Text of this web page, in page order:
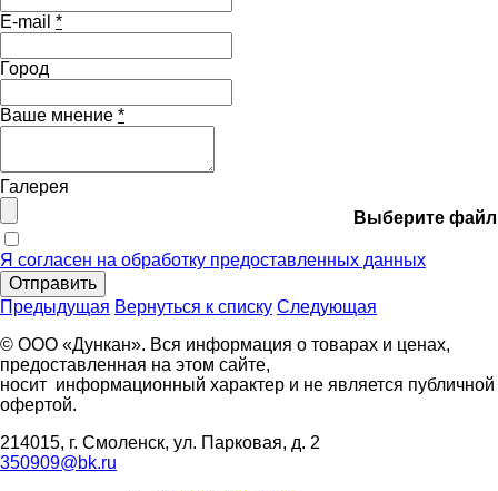
E-mail *
Город
Ваше мнение *
Галерея
Выберите файл
Я согласен на обработку предоставленных данных
Отправить
Предыдущая Вернуться к списку Следующая
© ООО «Дункан». Вся информация о товарах и ценах,
предоставленная на этом сайте,
носит информационный характер и не является публичной
офертой.
214015, г. Смоленск, ул. Парковая, д. 2
350909@bk.ru